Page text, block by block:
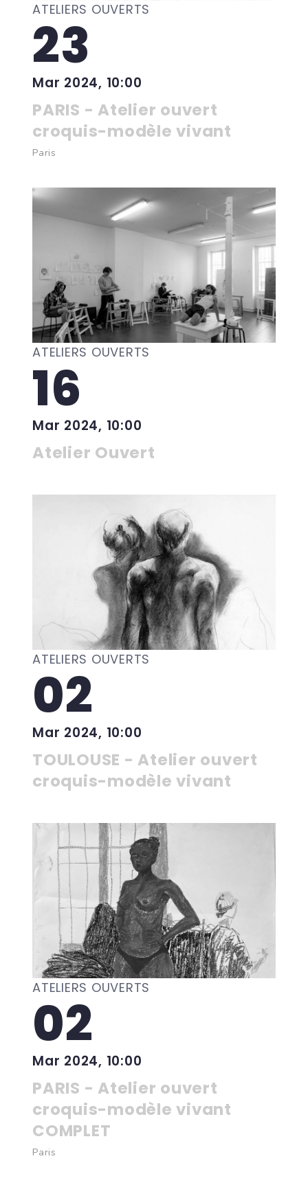
ATELIERS OUVERTS
23
Mar 2024, 10:00
PARIS - Atelier ouvert
croquis-modèle vivant
Paris
ATELIERS OUVERTS
16
Mar 2024, 10:00
Atelier Ouvert
ATELIERS OUVERTS
02
Mar 2024, 10:00
TOULOUSE - Atelier ouvert
croquis-modèle vivant
ATELIERS OUVERTS
02
Mar 2024, 10:00
PARIS - Atelier ouvert
croquis-modèle vivant
COMPLET
Paris